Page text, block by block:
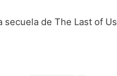
secuela de The Last of Us